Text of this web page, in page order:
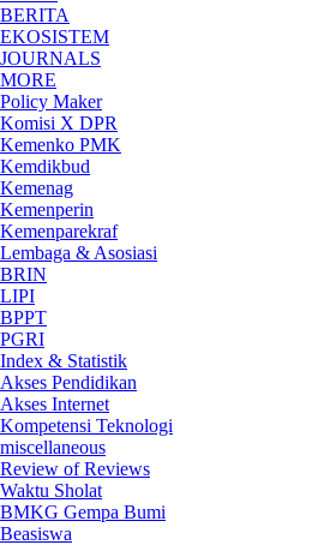
BERITA
EKOSISTEM
JOURNALS
MORE
Policy Maker
Komisi X DPR
Kemenko PMK
Kemdikbud
Kemenag
Kemenperin
Kemenparekraf
Lembaga & Asosiasi
BRIN
LIPI
BPPT
PGRI
Index & Statistik
Akses Pendidikan
Akses Internet
Kompetensi Teknologi
miscellaneous
Review of Reviews
Waktu Sholat
BMKG Gempa Bumi
Beasiswa